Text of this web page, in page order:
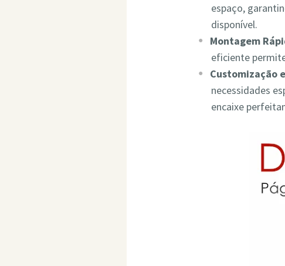
espaço,
disponível.
Montagem
eficiente
Customização
necessidades
encaixe